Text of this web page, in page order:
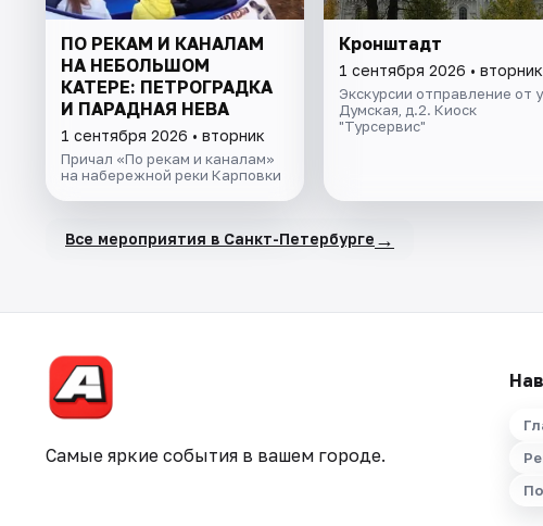
ПО РЕКАМ И КАНАЛАМ
НА НЕБОЛЬШОМ
КАТЕРЕ: ПЕТРОГРАДКА
И ПАРАДНАЯ НЕВА
1 сентября 2026 • вторник
Причал «По рекам и каналам»
на набережной реки Карповки
Кронштадт
1 сентября 2026 • вторник
Экскурсии отправление от
Думская, д.2. Киоск
"Турсервис"
Все мероприятия в Санкт-Петербурге →
Самые яркие события в вашем городе.